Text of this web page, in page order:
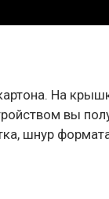
На
вы
шнур